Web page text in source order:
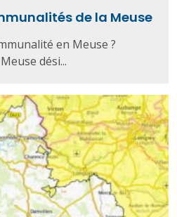
de la Meuse
en Meuse ?
dési...